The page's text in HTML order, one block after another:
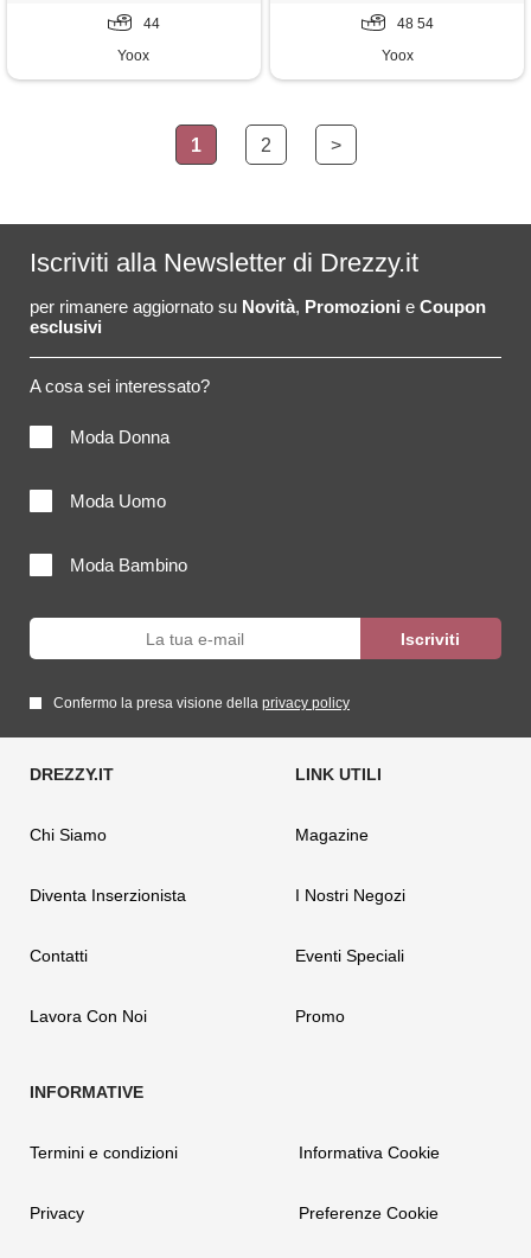
44
Yoox
48 54
Yoox
1 2 >
Iscriviti alla Newsletter di Drezzy.it
per rimanere aggiornato su Novità, Promozioni e Coupon
esclusivi
A cosa sei interessato?
Moda Donna
Moda Uomo
Moda Bambino
Confermo la presa visione della privacy policy
Chi Siamo
Diventa Inserzionista
Contatti
Lavora Con Noi
Magazine
I Nostri Negozi
Eventi Speciali
Promo
Termini e condizioni
Privacy
Informativa Cookie
Preferenze Cookie